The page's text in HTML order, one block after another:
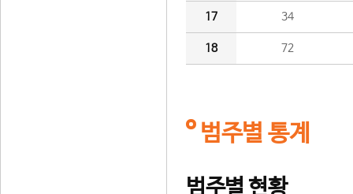
17 34
18 72
범주별 통계
범주별 현황